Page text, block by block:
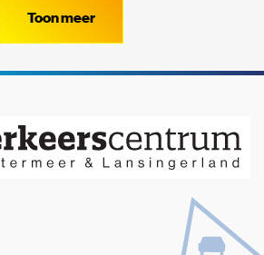
Toon meer